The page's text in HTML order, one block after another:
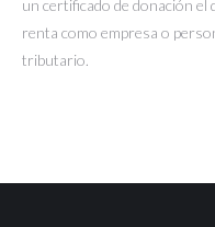
un certificado de donación el
renta como empresa o
tributario.